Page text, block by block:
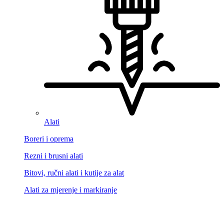
Alati
Boreri i oprema
Rezni i brusni alati
Bitovi, ručni alati i kutije za alat
Alati za mjerenje i markiranje